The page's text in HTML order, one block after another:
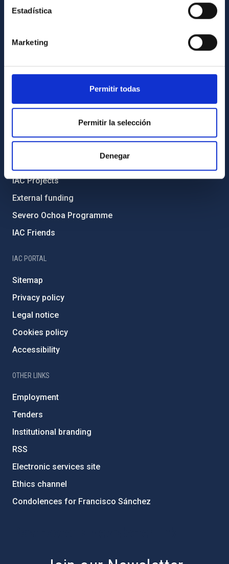
Estadística
Marketing
Permitir todas
Permitir la selección
Denegar
Library
Legislation
Code of ethics and anti-fraud policy
Gender equality and diversity
Environment and Sustainability
IAC Projects
External funding
Severo Ochoa Programme
IAC Friends
IAC PORTAL
Sitemap
Privacy policy
Legal notice
Cookies policy
Accessibility
OTHER LINKS
Employment
Tenders
Institutional branding
RSS
Electronic services site
Ethics channel
Condolences for Francisco Sánchez